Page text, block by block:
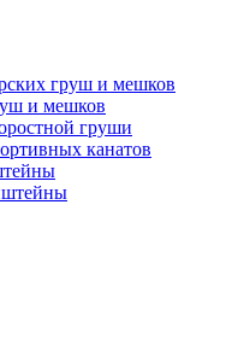
груш и мешков
и мешков
груши
канатов